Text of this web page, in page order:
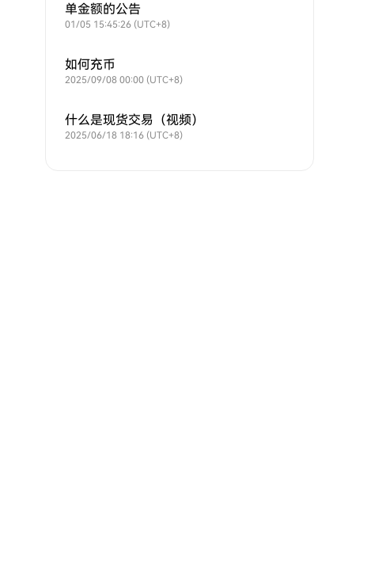
单金额的公告
01/05 15:45:26 (UTC+8)
如何充币
2025/09/08 00:00 (UTC+8)
什么是现货交易（视频）
2025/06/18 18:16 (UTC+8)